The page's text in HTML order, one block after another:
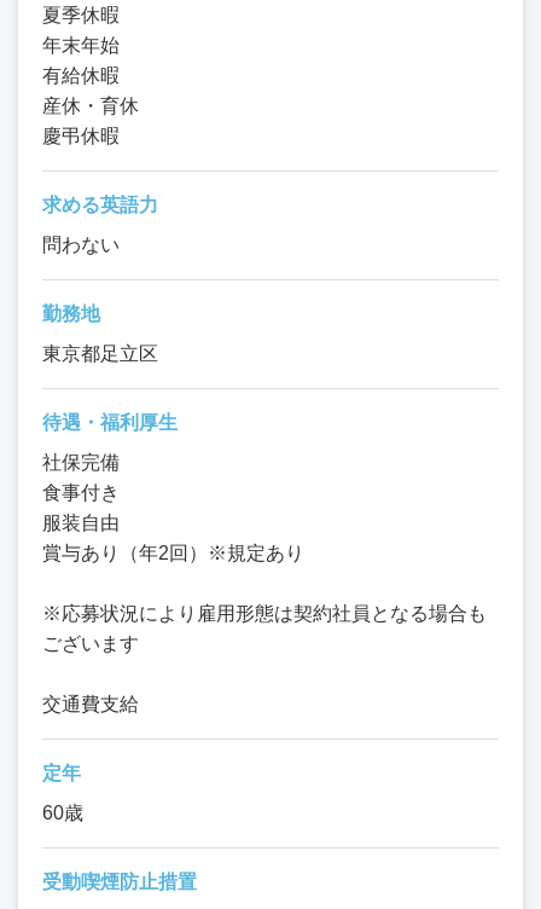
夏季休暇
年末年始
有給休暇
産休・育休
慶弔休暇
求める英語力
問わない
勤務地
東京都足立区
待遇・福利厚生
社保完備
食事付き
服装自由
賞与あり（年2回）※規定あり
※応募状況により雇用形態は契約社員となる場合も
ございます
交通費支給
定年
60歳
受動喫煙防止措置